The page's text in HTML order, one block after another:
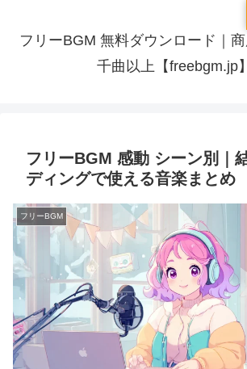
フリーBGM 無料ダウンロード｜
千曲以上【freebgm.jp】
フリーBGM 感動 シーン別｜
ディングで使える音楽まとめ
フリーBGM